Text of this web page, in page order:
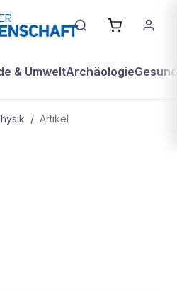
& UmweltArchäologie
/ Artikel
über den Grund